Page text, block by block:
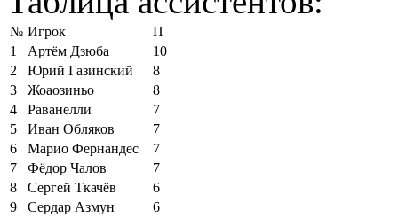
№ Игрок
П
1
Артём Дзюба
10
2
Юрий Газинский
8
3
Жоаозиньо
8
4
Раванелли
7
5
Иван Обляков
7
6
Марио Фернандес
7
7
Фёдор Чалов
7
8
Сергей Ткачёв
6
9
Сердар Азмун
6